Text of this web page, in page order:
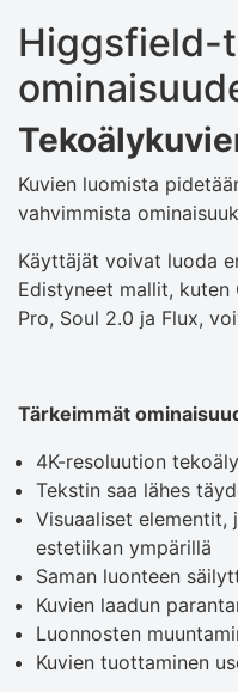
Higgsfield-
Kuvien luomista
vahvimmista
Käyttäjät voivat luoda
Edistyneet mallit, kuten
Pro, Soul 2.0 ja Flux,
Tärkeimmät
4K-resoluution tekoäly
Tekstin saa lähes
Visuaaliset
estetiikan ympärillä
Saman luonteen
Kuvien laadun
Luonnosten
Kuvien tuottaminen